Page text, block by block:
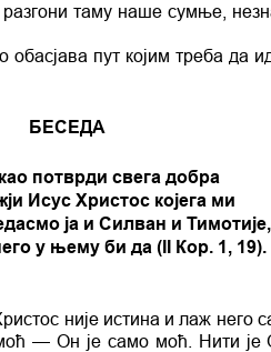
таму наше сумње,
пут којим треба да
БЕСЕДА
потврди свега добра
Исус Христос којега ми
ја и Силван и Тимотије,
у њему би да (II Кор. 1, 19).
није истина и лаж него
— Он је само моћ. Нити